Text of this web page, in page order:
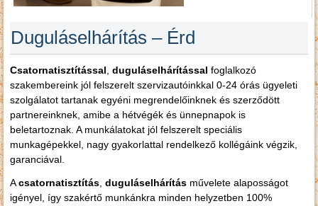
Duguláselhárítás – Érd
Csatornatisztítással ,duguláselhárítással foglalkozó
szakembereink jól felszerelt szervizautóinkkal 0-24 órás ügyeleti
szolgálatot tartanak egyéni megrendelőinknek és szerződött
partnereinknek, amibe a hétvégék és ünnepnapok is
beletartoznak. A munkálatokat jól felszerelt speciális
munkagépekkel, nagy gyakorlattal rendelkező kollégáink végzik,
garanciával.
Acsatornatisztítás ,duguláselhárítás művelete alaposságot
igényel, így szakértő munkánkra minden helyzetben 100%